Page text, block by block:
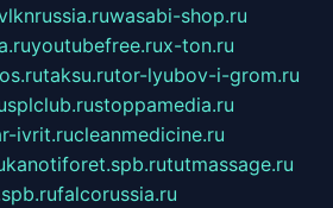
wasabi-shop.ru
youtubefree.rux-ton.ru
taksu.rutor-lyubov-i-grom.ru
splclub.rustoppamedia.ru
ivrit.rucleanmedicine.ru
kanotiforet.spb.rututmassage.ru
falcorussia.ru